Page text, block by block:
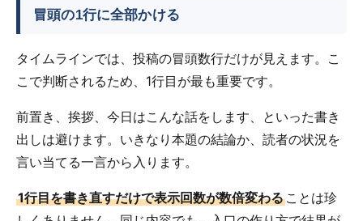
冒頭の1行に全部かける
タイムラインでは、投稿の冒頭数行だけが見えます。こ
こで判断されるため、1行目が最も重要です。
前置き、挨拶、今日はこんな話をします、といった書き
出しは避けます。いきなり本題の結論か、読者の状況を
言い当てる一言から入ります。
1行目を書き直すだけで表示回数が数倍変わる ことは珍